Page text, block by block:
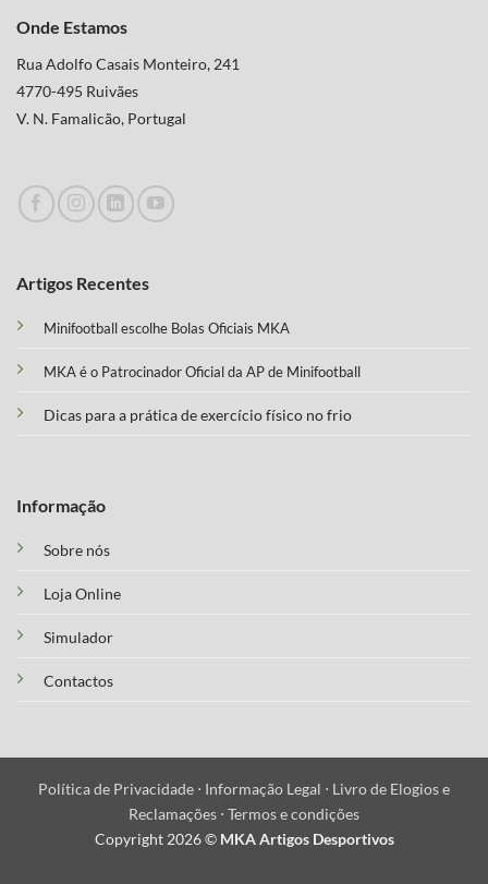
Onde Estamos
Rua Adolfo Casais Monteiro, 241
4770-495 Ruivães
V. N. Famalicão, Portugal
Artigos Recentes
Minifootball escolhe Bolas Oficiais MKA
MKA é o Patrocinador Oficial da AP de Minifootball
Dicas para a prática de exercício físico no frio
Informação
Sobre nós
Loja Online
Simulador
Contactos
Política de Privacidade ⋅ Informação Legal ⋅ Livro de Elogios e
Reclamações ⋅ Termos e condições
Copyright 2026 © MKA Artigos Desportivos